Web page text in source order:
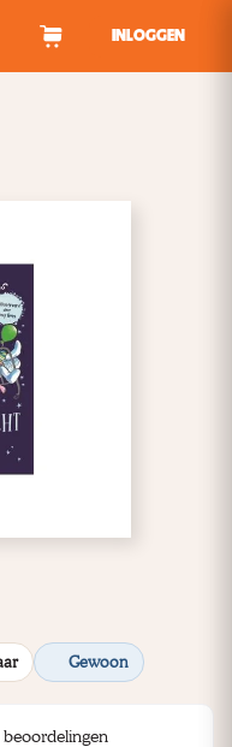
INLOGGEN
Gewoon